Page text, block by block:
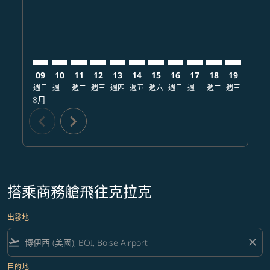
09
週日
8月
10
週一
11
週二
12
週三
13
週四
14
週五
15
週六
16
週日
17
週一
18
週二
19
週三
chevron_left chevron_right
搭乘商務艙飛往克拉克
出發地
flight_takeoff close
目的地